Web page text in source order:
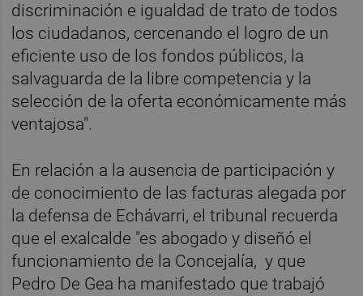
discriminación e igualdad de trato de todos
los ciudadanos, cercenando el logro de un
eficiente uso de los fondos públicos, la
salvaguarda de la libre competencia y la
selección de la oferta económicamente más
ventajosa".
En relación a la ausencia de participación y
de conocimiento de las facturas alegada por
la defensa de Echávarri, el tribunal recuerda
que el exalcalde "es abogado y diseñó el
funcionamiento de la Concejalía, y que
Pedro De Gea ha manifestado que trabajó